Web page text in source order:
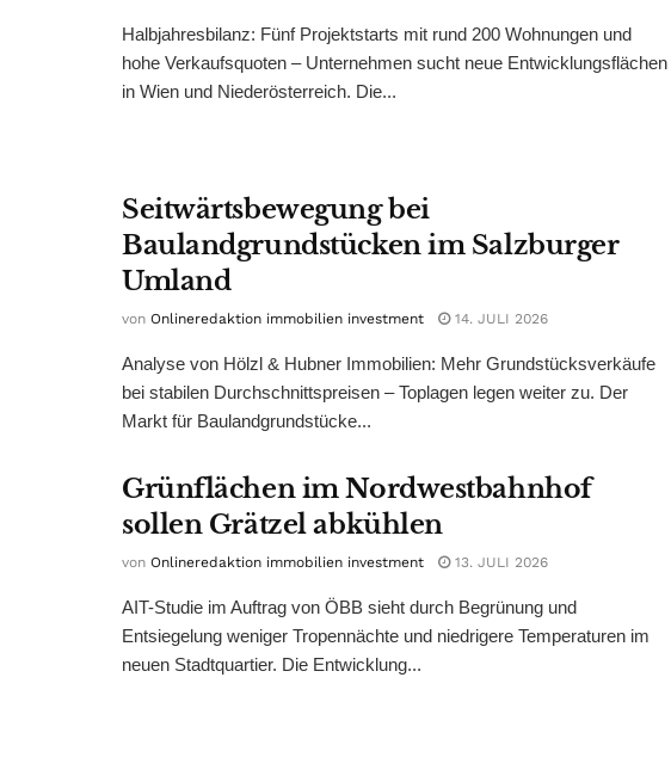
Halbjahresbilanz: Fünf Projektstarts mit rund 200 Wohnungen und
hohe Verkaufsquoten – Unternehmen sucht neue Entwicklungsflächen
in Wien und Niederösterreich. Die...
Seitwärtsbewegung bei
Baulandgrundstücken im Salzburger
Umland
von Onlineredaktion immobilien investment 14. JULI 2026
Analyse von Hölzl & Hubner Immobilien: Mehr Grundstücksverkäufe
bei stabilen Durchschnittspreisen – Toplagen legen weiter zu. Der
Markt für Baulandgrundstücke...
Grünflächen im Nordwestbahnhof
sollen Grätzel abkühlen
von Onlineredaktion immobilien investment 13. JULI 2026
AIT-Studie im Auftrag von ÖBB sieht durch Begrünung und
Entsiegelung weniger Tropennächte und niedrigere Temperaturen im
neuen Stadtquartier. Die Entwicklung...